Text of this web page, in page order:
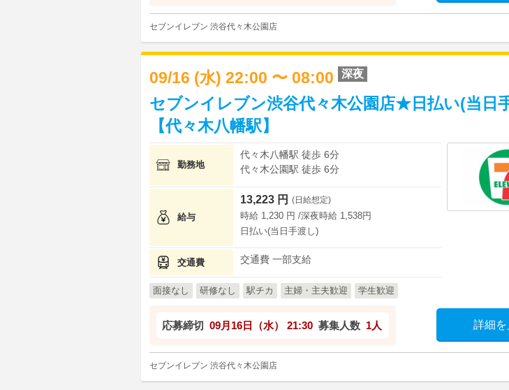
セブンイレブン 渋谷代々木公園店
09/16 (水) 22:00 〜 08:00 深夜
セブンイレブン渋谷代々木公園店★日払い(当日
【代々木八幡駅】
勤務地
代々木八幡駅 徒歩 6分
代々木公園駅 徒歩 6分
給与
13,223 円 (日給想定)
時給 1,230 円 /深夜時給 1,538円
日払い(当日手渡し)
交通費 交通費 一部支給
面接なし 研修なし 駅チカ 主婦・主夫歓迎 学生歓迎
応募締切 09月16日（水） 21:30 募集人数 1人 詳細を
セブンイレブン 渋谷代々木公園店